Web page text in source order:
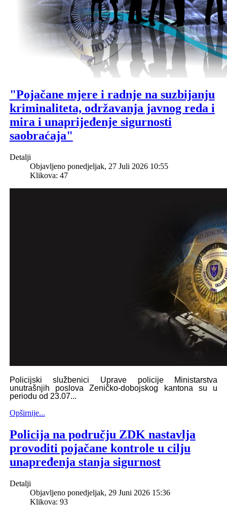
"Pojačane mjere i radnje na suzbijanju
kriminaliteta, održavanja javnog reda i
mira i unaprijeđenje sigurnosti
saobraćaja"
Detalji
Objavljeno ponedjeljak, 27 Juli 2026 10:55
Klikova: 47
Policijski službenici Uprave policije Ministarstva
unutrašnjih poslova Zeničko-dobojskog kantona su u
periodu od 23.07...
Opširnije...
Policija na području ZDK nastavlja
provoditi pojačane kontrole u cilju
unapređenja stanja sigurnost
Detalji
Objavljeno ponedjeljak, 29 Juni 2026 15:36
Klikova: 93